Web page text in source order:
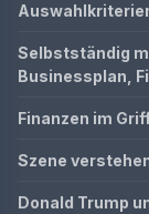
Selbstständig
Businessplan,
Finanzen im
Szene
Donald Trump